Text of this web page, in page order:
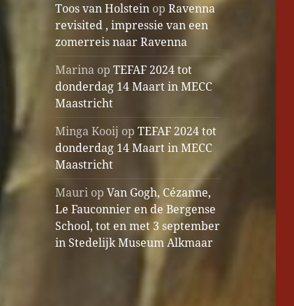
Toos van Holstein opRavenna
revisited , impressie van een
zomerreis naar Ravenna
Marina opTEFAF 2024 tot
donderdag 14 Maart in MECC
Maastricht
Minga Kooij opTEFAF 2024 tot
donderdag 14 Maart in MECC
Maastricht
Mauri opVan Gogh, Cézanne,
Le Fauconnier en de Bergense
School, tot en met 3 september
in Stedelijk Museum Alkmaar